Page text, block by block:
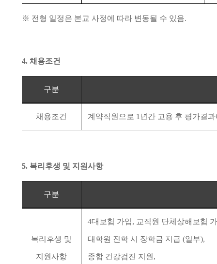
※ 전형 일정은 본교 사정에 따라 변동될 수 있음.
4. 채용조건
구분
채용조건 계약직원으로 1 년간 고용 후 평가결
5. 복리후생 및 지원사항
구분
복리후생 및
지원사항
4대보험 가입, 교직원 단체상해보험
대학원 진학 시 장학금 지급(일부),
종합 건강검진 지원 ,